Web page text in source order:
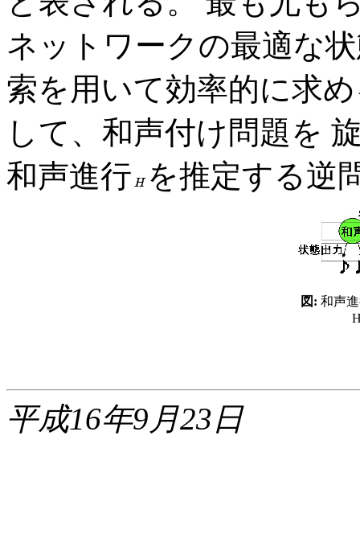
ネットワークの最適な
索を用いて効率的に求
して、和声付け問題を
和声進行 を推定する逆
図: 和声
平成16年9月23日